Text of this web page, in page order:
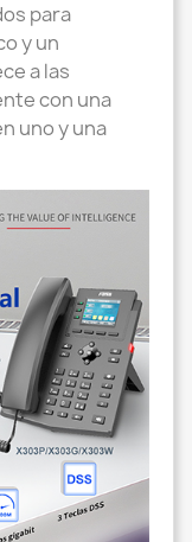
para
y un
a las
con una
uno y una